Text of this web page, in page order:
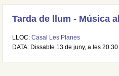
Tarda de llum - Música
LLOC: Casal Les Planes
DATA: Dissabte 13 de juny, a les 20.30